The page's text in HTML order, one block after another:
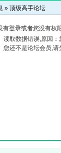
» 顶级高手论坛
有登录或者您没有权
读取数据错误,原因
您还不是论坛会员,请